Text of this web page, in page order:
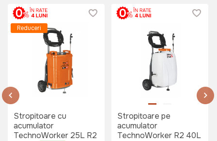
Reduceri
Stropitoare cu
acumulator
TechnoWorker 25L R2
Stropitoare pe
acumulator
TechnoWorker R2 40L